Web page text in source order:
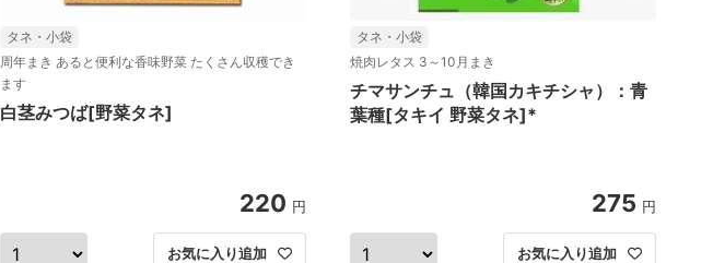
タネ・小袋
周年まき あると便利な香味野菜 たくさん収穫でき
ます
白茎みつば[野菜タネ]
220 円
お気に入り追加
タネ・小袋
焼肉レタス 3～10月まき
チマサンチュ（韓国カキチシャ）：青
葉種[タキイ 野菜タネ]*
275 円
お気に入り追加